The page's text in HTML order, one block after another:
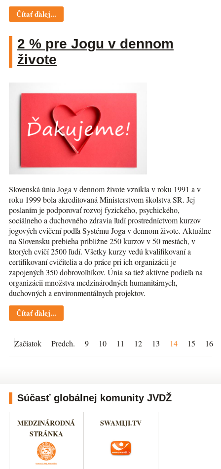
Čítať ďalej...
2 % pre Jogu v dennom
živote
Slovenská únia Joga v dennom živote vznikla v roku 1991 a v
roku 1999 bola akreditovaná Ministerstvom školstva SR. Jej
poslaním je podporovať rozvoj fyzického, psychického,
sociálneho a duchovného zdravia ľudí prostredníctvom kurzov
jogových cvičení podľa Systému Joga v dennom živote. Aktuálne
na Slovensku prebieha približne 250 kurzov v 50 mestách, v
ktorých cvičí 2500 ľudí. Všetky kurzy vedú kvalifikovaní a
certifikovaní cvičitelia a do práce pri ich organizácii je
zapojených 350 dobrovoľníkov. Únia sa tiež aktívne podieľa na
organizácii množstva medzinárodných humanitárnych,
duchovných a environmentálnych projektov.
Čítať ďalej...
Začiatok Predch. 9 10 11 12 13 14 15 16
Súčasť globálnej komunity JVDŽ
MEDZINÁRODNÁ
STRÁNKA
SWAMIJI.TV